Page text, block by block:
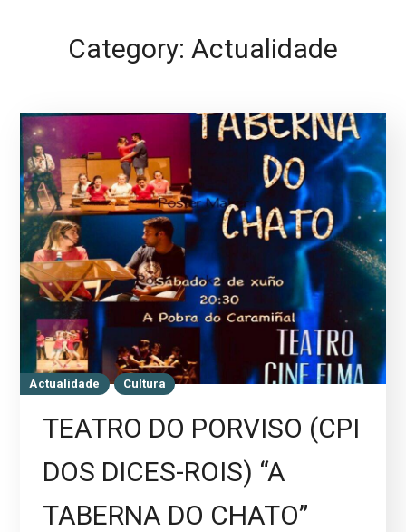
Category: Actualidade
Actualidade Cultura
TEATRO DO PORVISO (CPI
DOS DICES-ROIS) “A
TABERNA DO CHATO”